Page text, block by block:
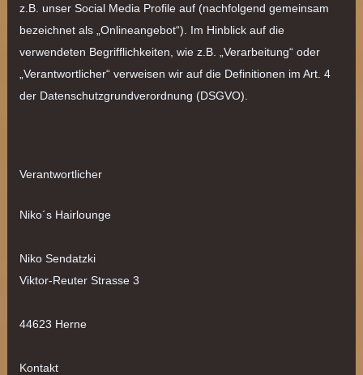
z.B. unser Social Media Profile auf (nachfolgend gemeinsam
bezeichnet als „Onlineangebot“). Im Hinblick auf die
verwendeten Begrifflichkeiten, wie z.B. „Verarbeitung“ oder
„Verantwortlicher“ verweisen wir auf die Definitionen im Art. 4
der Datenschutzgrundverordnung (DSGVO).
Verantwortlicher
Niko´s Hairlounge
Niko Sendatzki
Viktor-Reuter Strasse 3
44623 Herne
Kontakt